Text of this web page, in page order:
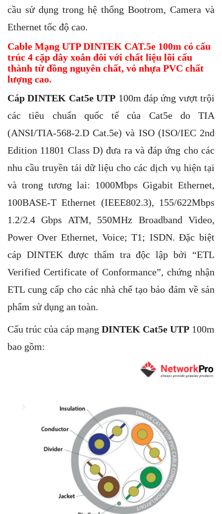
cầu sử dụng trong hệ thống Bootrom, Camera và
Ethernet tốc độ cao.
Cable Mạng UTP DINTEK CAT.5e 100m có cấu
trúc 4 cặp dây xoắn đôi với chất liệu lõi cấu
thành từ đồng nguyên chất, vỏ nhựa PVC chất
lượng cao.
Cáp DINTEK Cat5e UTP 100m đáp ứng vượt trội
các tiêu chuẩn quốc tế của Cat5e do TIA
(ANSI/TIA-568-2.D Cat.5e) và ISO (ISO/IEC 2nd
Edition 11801 Class D) đưa ra và đáp ứng cho các
nhu cầu truyền tải dữ liệu cho các dịch vụ hiện tại
và trong tương lai: 1000Mbps Gigabit Ethernet,
100BASE-T Ethernet (IEEE802.3), 155/622Mbps
1.2/2.4 Gbps ATM, 550MHz Broadband Video,
Power Over Ethernet, Voice; T1; ISDN. Đặc biệt
cáp DINTEK được thẩm tra độc lập bởi “ETL
Verified Certificate of Conformance”, chứng nhận
ETL cung cấp cho các nhà chế tạo bảo đảm về sản
phẩm sử dụng an toàn.
Cấu trúc của cáp mạng DINTEK Cat5e UTP 100m
bao gồm: